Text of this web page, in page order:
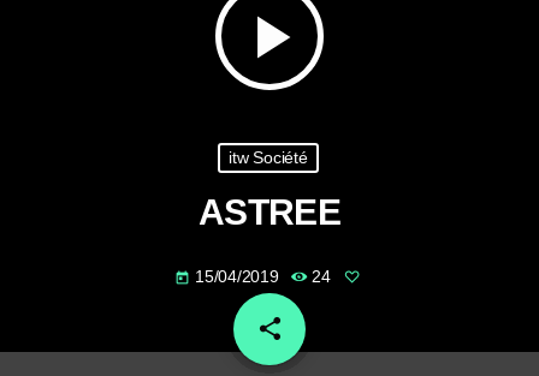
play_arrow
itw Société
ASTREE
today 15/04/2019 24
share
email